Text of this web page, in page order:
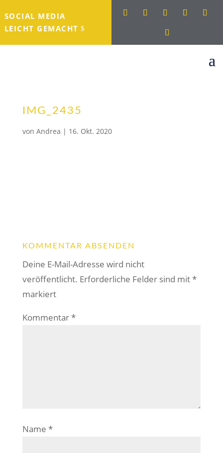
SOCIAL MEDIA
LEICHT GEMACHT
IMG_2435
von Andrea | 16. Okt. 2020
KOMMENTAR ABSENDEN
Deine E-Mail-Adresse wird nicht
veröffentlicht. Erforderliche Felder sind mit*
markiert
Kommentar*
Name *